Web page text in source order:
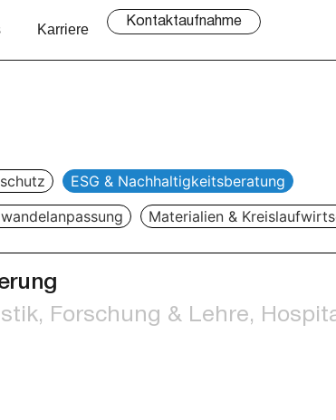
Karriere Kontaktaufnahme
ESG & Nachhaltigkeitsberatung
Materialien &
Forschung & Lehre,